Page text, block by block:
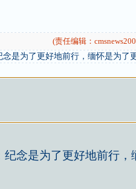
(责任编辑：
是为了更好地前行，缅怀是为了
念是为了更好地前行，